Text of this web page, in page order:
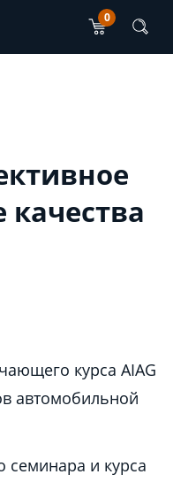
0
курса AIAG
автомобильной
семинара и курса